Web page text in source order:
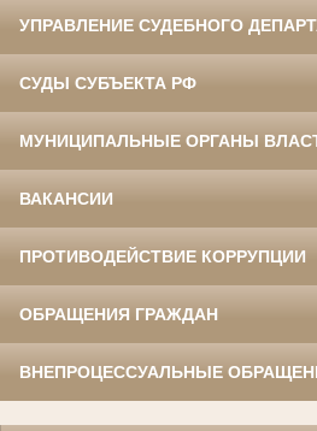
УПРАВЛЕНИЕ СУДЕБНОГО
СУДЫ СУБЪЕКТА РФ
МУНИЦИПАЛЬНЫЕ ОРГАНЫ
ВАКАНСИИ
ПРОТИВОДЕЙСТВИЕ КОРРУПЦИИ
ОБРАЩЕНИЯ ГРАЖДАН
ВНЕПРОЦЕССУАЛЬНЫЕ